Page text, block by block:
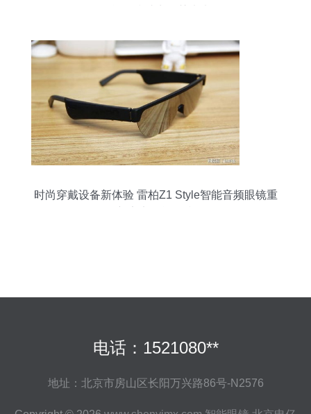
时尚穿戴设备新体验 雷柏Z1 Style智能音频眼镜重
电话：1521080**
地址：北京市房山区长阳万兴路86号-N2576